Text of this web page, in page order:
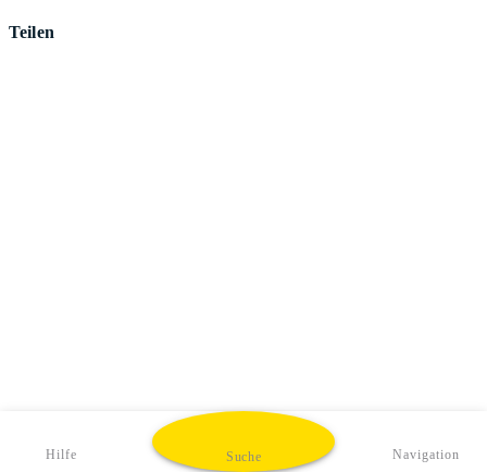
Teilen
Hilfe Suche Navigation